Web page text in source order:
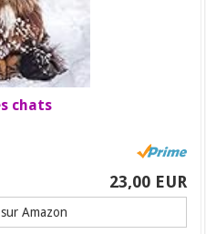
chats
23,00 EUR
Amazon